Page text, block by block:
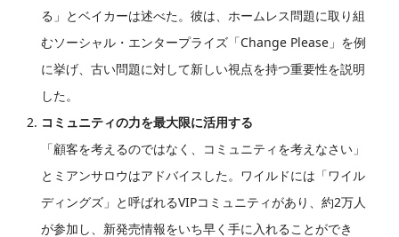
る」とベイカーは述べた。彼は、ホームレス問題に取り組
むソーシャル・エンタープライズ「Change Please」を例
に挙げ、古い問題に対して新しい視点を持つ重要性を説明
した。
コミュニティの力を最大限に活用する
「顧客を考えるのではなく、コミュニティを考えなさい」
とミアンサロウはアドバイスした。ワイルドには「ワイル
ディングズ」と呼ばれるVIPコミュニティがあり、約2万人
が参加し、新発売情報をいち早く手に入れることができ